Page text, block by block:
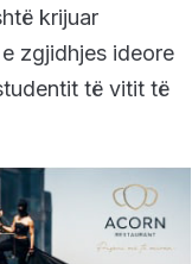
krijuar
zgjidhjes ideore
të vitit të